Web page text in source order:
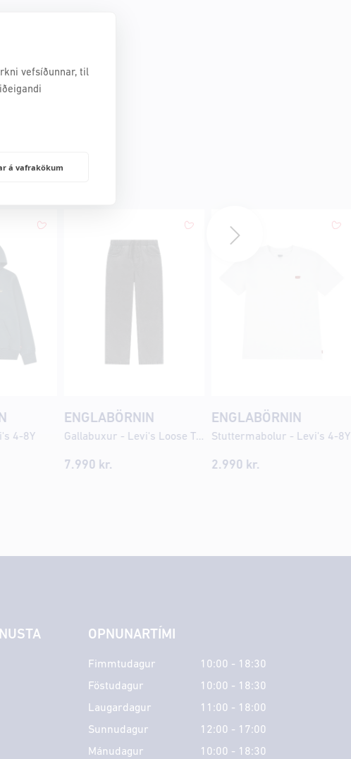
vefsíðunnar, til
á vafrakökum
4-8Y
ENGLABÖRNIN
Gallabuxur - Levi's Loose Taper 4-8Y
7.990 kr.
ENGLABÖRNIN
Stuttermabolur - Levi's 4-8Y
2.990 kr.
OPNUNARTÍMI
Fimmtudagur
10:00 - 18:30
Föstudagur
10:00 - 18:30
Laugardagur
11:00 - 18:00
Sunnudagur
12:00 - 17:00
Mánudagur
10:00 - 18:30